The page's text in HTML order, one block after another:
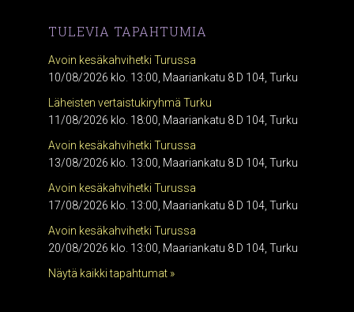
TULEVIA TAPAHTUMIA
Avoin kesäkahvihetki Turussa
10/08/2026 klo. 13:00, Maariankatu 8 D 104, Turku
Läheisten vertaistukiryhmä Turku
11/08/2026 klo. 18:00, Maariankatu 8 D 104, Turku
Avoin kesäkahvihetki Turussa
13/08/2026 klo. 13:00, Maariankatu 8 D 104, Turku
Avoin kesäkahvihetki Turussa
17/08/2026 klo. 13:00, Maariankatu 8 D 104, Turku
Avoin kesäkahvihetki Turussa
20/08/2026 klo. 13:00, Maariankatu 8 D 104, Turku
Näytä kaikki tapahtumat »